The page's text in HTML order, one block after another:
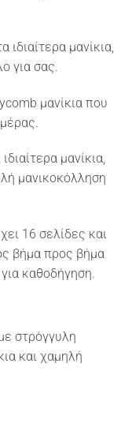
μανίκια,
για σας.
μανίκια που
μανίκια,
μανικοκόλληση
16 σελίδες και
βήμα προς βήμα
καθοδήγηση.
στρόγγυλη
και χαμηλή